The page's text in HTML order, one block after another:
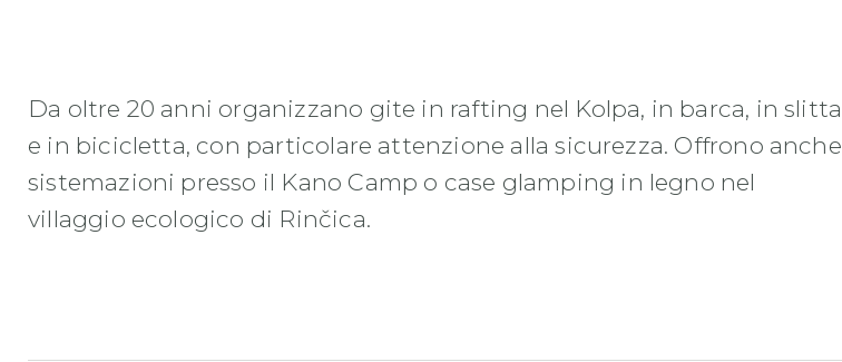
Da oltre 20 anni organizzano gite in rafting nel Kolpa, in barca, in slitta
e in bicicletta, con particolare attenzione alla sicurezza. Offrono anche
sistemazioni presso il Kano Camp o case glamping in legno nel
villaggio ecologico di Rinčica.